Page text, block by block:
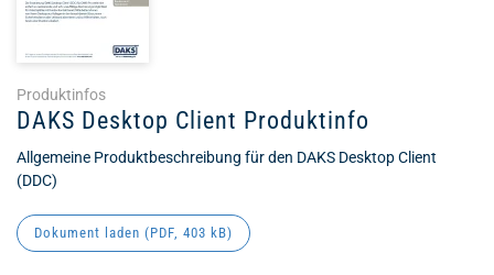
Produktinfos
DAKS Desktop Client Produktinfo
Allgemeine Produktbeschreibung für den DAKS Desktop Client
(DDC)
Dokument laden (PDF, 403 kB)